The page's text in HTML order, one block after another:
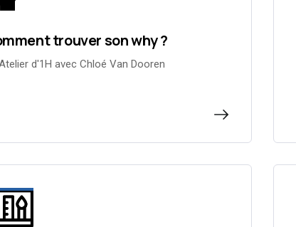
trouver son why ?
d'1H avec Chloé Van Dooren